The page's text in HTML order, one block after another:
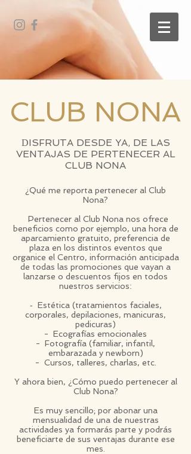
CLUB NONA
DISFRUTA DESDE YA, DE LAS
VENTAJAS DE PERTENECER AL
CLUB NONA
¿Qué me reporta pertenecer al Club
Nona?
Pertenecer al Club Nona nos ofrece
beneficios como por ejemplo, una hora de
aparcamiento gratuito, preferencia de
plaza en los distintos eventos que
organice el Centro, información anticipada
de todas las promociones que vayan a
lanzarse o descuentos fijos en todos
nuestros servicios:
- Estética (tratamientos faciales,
corporales, depilaciones, manicuras,
pedicuras)
- Ecografías emocionales
- Fotografía (familiar, infantil,
embarazada y newborn)
- Cursos, talleres, charlas, etc.
Y ahora bien, ¿Cómo puedo pertenecer al
Club Nona?
Es muy sencillo; por abonar una
mensualidad de una de nuestras
actividades ya formarás parte y podrás
beneficiarte de sus ventajas durante ese
mes.